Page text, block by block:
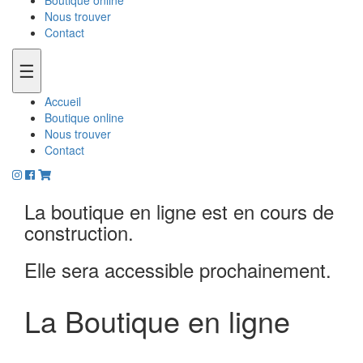
Nous trouver
Contact
☰
Accueil
Boutique online
Nous trouver
Contact
La boutique en ligne est en cours de
construction.
Elle sera accessible prochainement.
La Boutique en ligne